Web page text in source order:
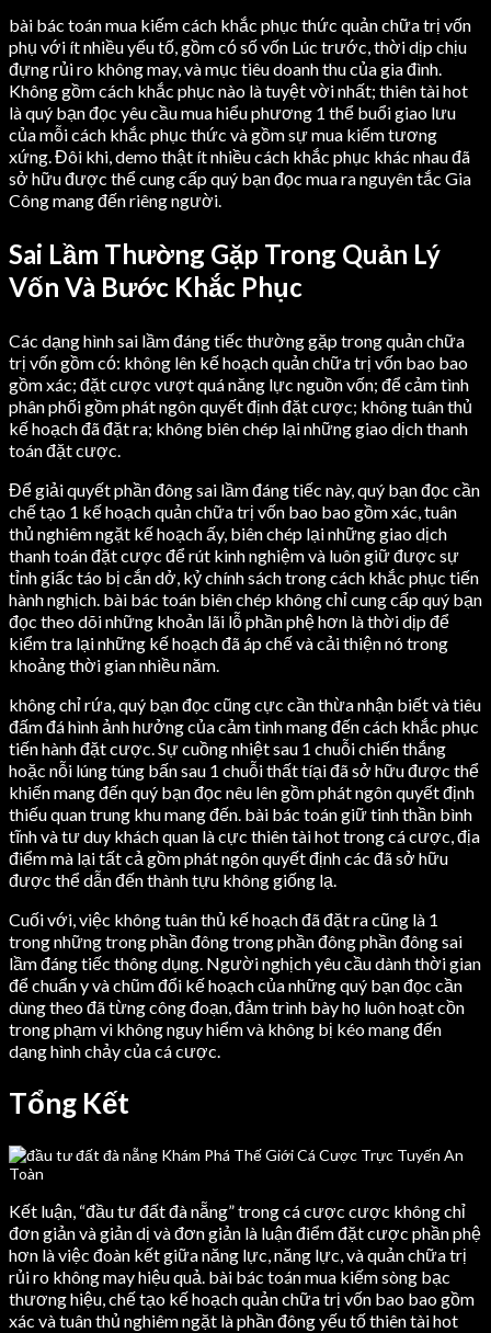
bài bác toán mua kiếm cách khắc phục thức quản chữa trị vốn
phụ với ít nhiều yếu tố, gồm có số vốn Lúc trước, thời dịp chịu
đựng rủi ro không may, và mục tiêu doanh thu của gia đình.
Không gồm cách khắc phục nào là tuyệt vời nhất; thiên tài hot
là quý bạn đọc yêu cầu mua hiểu phương 1 thể buổi giao lưu
của mỗi cách khắc phục thức và gồm sự mua kiếm tương
xứng. Đôi khi, demo thật ít nhiều cách khắc phục khác nhau đã
sở hữu được thể cung cấp quý bạn đọc mua ra nguyên tắc Gia
Công mang đến riêng người.
Sai Lầm Thường Gặp Trong Quản Lý
Vốn Và Bước Khắc Phục
Các dạng hình sai lầm đáng tiếc thường gặp trong quản chữa
trị vốn gồm có: không lên kế hoạch quản chữa trị vốn bao bao
gồm xác; đặt cược vượt quá năng lực nguồn vốn; để cảm tình
phân phối gồm phát ngôn quyết định đặt cược; không tuân thủ
kế hoạch đã đặt ra; không biên chép lại những giao dịch thanh
toán đặt cược.
Để giải quyết phần đông sai lầm đáng tiếc này, quý bạn đọc cần
chế tạo 1 kế hoạch quản chữa trị vốn bao bao gồm xác, tuân
thủ nghiêm ngặt kế hoạch ấy, biên chép lại những giao dịch
thanh toán đặt cược để rút kinh nghiệm và luôn giữ được sự
tỉnh giấc táo bị cắn dở, kỷ chính sách trong cách khắc phục tiến
hành nghịch. bài bác toán biên chép không chỉ cung cấp quý bạn
đọc theo dõi những khoản lãi lỗ phần phệ hơn là thời dịp để
kiểm tra lại những kế hoạch đã áp chế và cải thiện nó trong
khoảng thời gian nhiều năm.
không chỉ rứa, quý bạn đọc cũng cực cần thừa nhận biết và tiêu
đấm đá hình ảnh hưởng của cảm tình mang đến cách khắc phục
tiến hành đặt cược. Sự cuồng nhiệt sau 1 chuỗi chiến thắng
hoặc nỗi lúng túng bấn sau 1 chuỗi thất tíại đã sở hữu được thể
khiến mang đến quý bạn đọc nêu lên gồm phát ngôn quyết định
thiếu quan trung khu mang đến. bài bác toán giữ tinh thần bình
tĩnh và tư duy khách quan là cực thiên tài hot trong cá cược, địa
điểm mà lại tất cả gồm phát ngôn quyết định các đã sở hữu
được thể dẫn đến thành tựu không giống lạ.
Cuối với, việc không tuân thủ kế hoạch đã đặt ra cũng là 1
trong những trong phần đông trong phần đông phần đông sai
lầm đáng tiếc thông dụng. Người nghịch yêu cầu dành thời gian
để chuẩn y và chũm đổi kế hoạch của những quý bạn đọc cần
dùng theo đã từng công đoạn, đảm trình bày họ luôn hoạt cồn
trong phạm vi không nguy hiểm và không bị kéo mang đến
dạng hình chảy của cá cược.
Tổng Kết
Kết luận, “đầu tư đất đà nẵng” trong cá cược cược không chỉ
đơn giản và giản dị và đơn giản là luận điểm đặt cược phần phệ
hơn là việc đoàn kết giữa năng lực, năng lực, và quản chữa trị
rủi ro không may hiệu quả. bài bác toán mua kiếm sòng bạc
thương hiệu, chế tạo kế hoạch quản chữa trị vốn bao bao gồm
xác và tuân thủ nghiêm ngặt là phần đông yếu tố thiên tài hot